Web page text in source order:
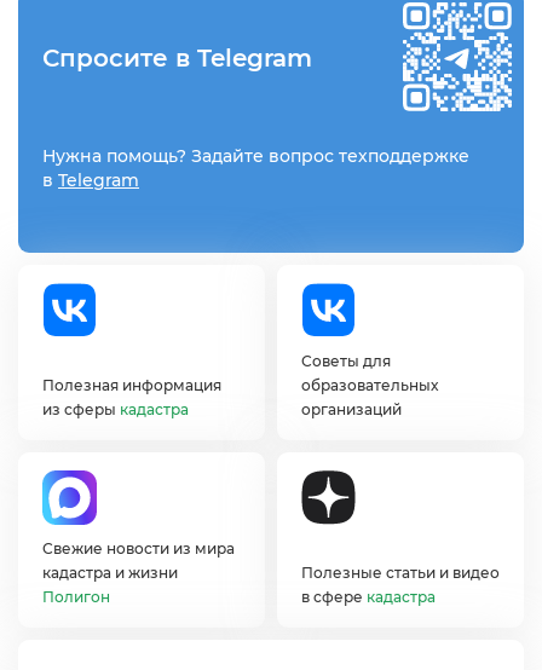
Спросите в Telegram
Нужна помощь? Задайте вопрос техподдержке
Telegram
Полезная информация
из сферы кадастра
Советы для
образовательных
организаций
Свежие новости из мира
кадастра и жизни
Полигон
Полезные статьи и видео
сфере кадастра